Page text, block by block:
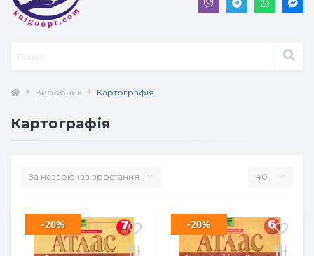
Виробник Картографія
Картографія
-20% -20%